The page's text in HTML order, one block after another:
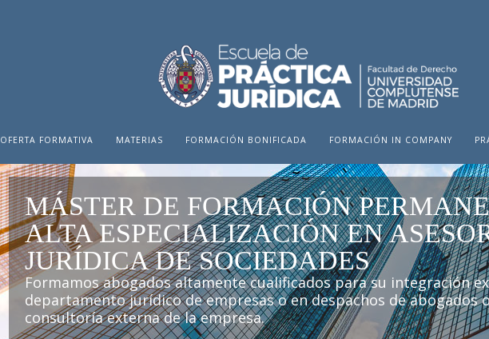
OFERTA FORMATIVA MATERIAS FORMACIÓN BONIFICADA FORMACIÓN IN COMPANY
MÁSTER DE FORMACIÓN
ALTA ESPECIALIZACIÓN EN
JURÍDICA DE SOCIEDADES
Formamos abogados altamente cualificados para su integración
departamento jurídico de empresas o en despachos de abogados
consultoría externa de la empresa.